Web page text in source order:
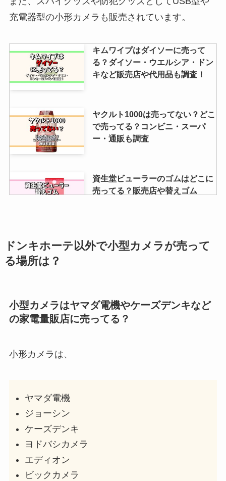
みいるかイルカぬいぐるみはどこ
で売ってる？ガチャは？いるかち
水星の魔女ガンプラが売ってな
い！どこで買える？再販は？プラ
ゆうパケットポストシールは売っ
てない？ダイソー・ローソン・セ
充電器型の小形カメラも販売されています。
キムワイプはダイソーに売って
る？ダイソー・ウエルシア・ドン
キなど販売店や代用品も調査！
ヤクルト1000は売ってない？どこ
で売ってる？コンビニ・スーパ
ー・通販も調査
資生堂ビューラーのゴムはどこに
売ってる？販売店や替えゴム
ロエベの香水はどこで買える？取
モロッコヨーグルが生産終了？ス
ーパーや薬局やネットでまだ買え
ドンキホーテ以外で小型カメラが売って
る場所は？
小型カメラはヤマダ電機やケーズデンキなど
の家電量販店に売ってる？
小形カメラは、
ヤマダ電機
ジョーシン
ケーズデンキ
ヨドバシカメラ
エディオン
ビックカメラ